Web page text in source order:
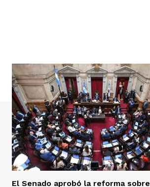
El Senado aprobó la reforma sobre